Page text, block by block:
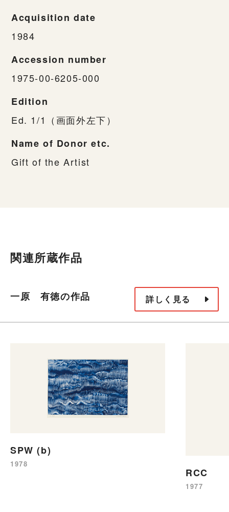
Acquisition date
1984
Accession number
1975-00-6205-000
Edition
Ed. 1/1（画面外左下）
Name of Donor etc.
Gift of the Artist
関連所蔵作品
一原 有徳の作品 詳しく見る
SPW (b)
1978
RCC
1977